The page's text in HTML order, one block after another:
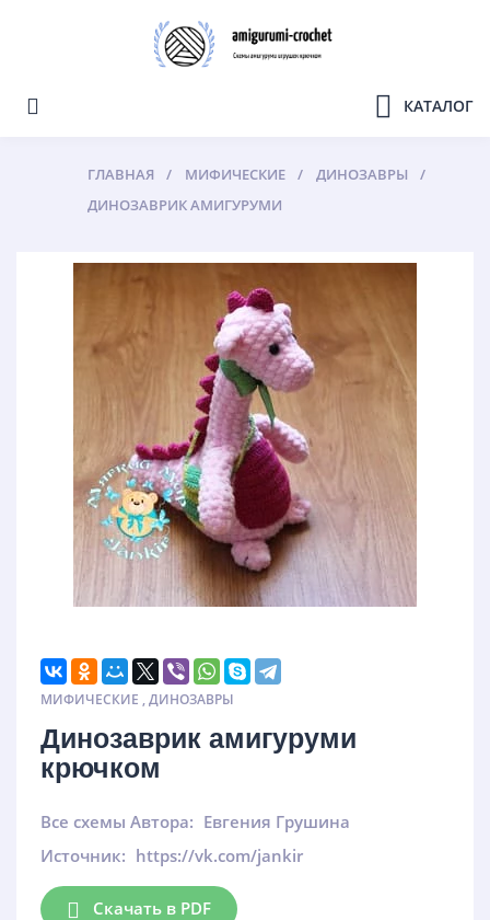
КАТАЛОГ
ГЛАВНАЯ МИФИЧЕСКИЕ
ДИНОЗАВРЫ
ДИНОЗАВРИК АМИГУРУМИ
МИФИЧЕСКИЕ ,ДИНОЗАВРЫ
Динозаврик амигуруми
крючком
Все схемы Автора: Евгения Грушина
Источник: https://vk.com/jankir
Скачать в PDF